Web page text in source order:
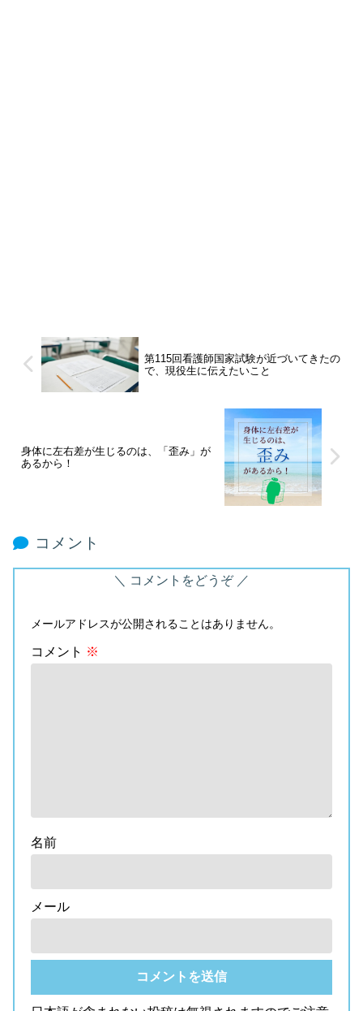
第115回看護師国家試験が近づいてきたの
で、現役生に伝えたいこと
身体に左右差が生じるのは、「歪み」が
あるから！
コメント
コメントをどうぞ
メールアドレスが公開されることはありません。
コメント ※
名前
メール